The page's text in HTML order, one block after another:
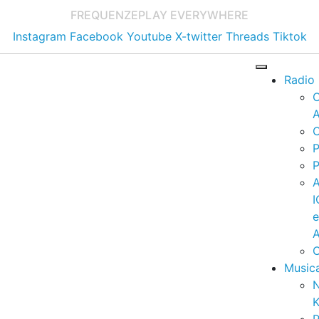
FREQUENZEPLAY EVERYWHERE
Instagram Facebook Youtube X-twitter Threads Tiktok
Radio
e